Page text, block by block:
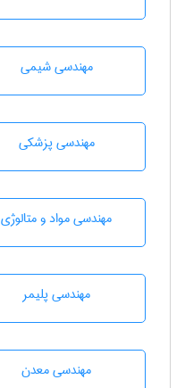
مهندسي شيمی
مهندسی پزشکی
مهندسی مواد و متالوژی
مهندسی پليمر
مهندسی معدن